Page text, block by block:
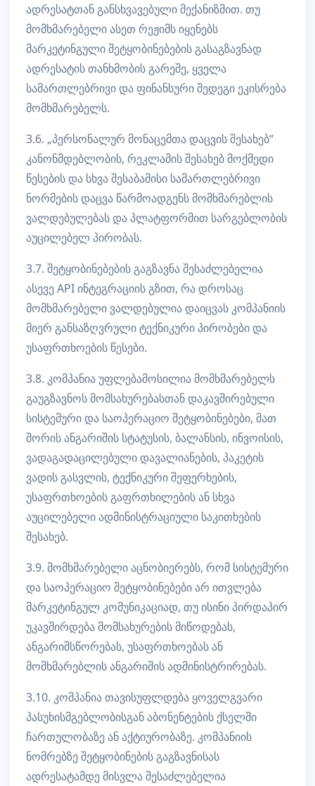
ადრესატთან განსხვავებული მექანიზმით. თუ
მომხმარებელი ასეთ რეჟიმს იყენებს
მარკეტინგული შეტყობინებების გასაგზავნად
ადრესატის თანხმობის გარეშე, ყველა
სამართლებრივი და ფინანსური შედეგი ეკისრება
მომხმარებელს.
3.6. „პერსონალურ მონაცემთა დაცვის შესახებ“
კანონმდებლობის, რეკლამის შესახებ მოქმედი
წესების და სხვა შესაბამისი სამართლებრივი
ნორმების დაცვა წარმოადგენს მომხმარებლის
ვალდებულებას და პლატფორმით სარგებლობის
აუცილებელ პირობას.
3.7. შეტყობინებების გაგზავნა შესაძლებელია
ასევე API ინტეგრაციის გზით, რა დროსაც
მომხმარებელი ვალდებულია დაიცვას კომპანიის
მიერ განსაზღვრული ტექნიკური პირობები და
უსაფრთხოების წესები.
3.8. კომპანია უფლებამოსილია მომხმარებელს
გაუგზავნოს მომსახურებასთან დაკავშირებული
სისტემური და საოპერაციო შეტყობინებები, მათ
შორის ანგარიშის სტატუსის, ბალანსის, ინვოისის,
ვადაგადაცილებული დავალიანების, პაკეტის
ვადის გასვლის, ტექნიკური შეფერხების,
უსაფრთხოების გაფრთხილების ან სხვა
აუცილებელი ადმინისტრაციული საკითხების
შესახებ.
3.9. მომხმარებელი აცნობიერებს, რომ სისტემური
და საოპერაციო შეტყობინებები არ ითვლება
მარკეტინგულ კომუნიკაციად, თუ ისინი პირდაპირ
უკავშირდება მომსახურების მიწოდებას,
ანგარიშსწორებას, უსაფრთხოებას ან
მომხმარებლის ანგარიშის ადმინისტრირებას.
3.10. კომპანია თავისუფლდება ყოველგვარი
პასუხისმგებლობისგან აბონენტების ქსელში
ჩართულობაზე ან აქტიურობაზე. კომპანიის
ნომრებზე შეტყობინების გაგზავნისას
ადრესატამდე მისვლა შესაძლებელია